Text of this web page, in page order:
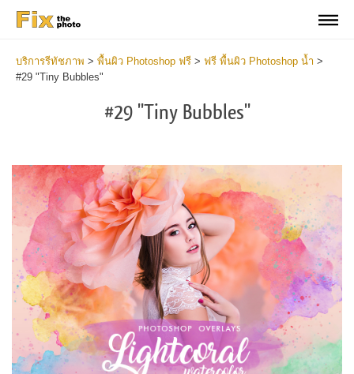
บริการรีทัชภาพ > พื้นผิว Photoshop ฟรี > ฟรี พื้นผิว Photoshop น้ำ >
#29 "Tiny Bubbles"
#29 "Tiny Bubbles"